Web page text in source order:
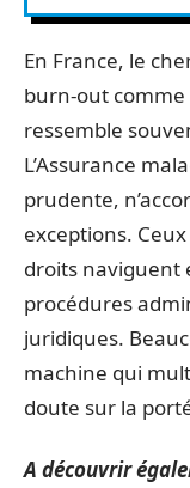
En France, le
burn-out
ressemble
L’Assurance
prudente,
exceptions.
droits naviguent
procédures
juridiques.
machine qui
doute sur la
A découvrir